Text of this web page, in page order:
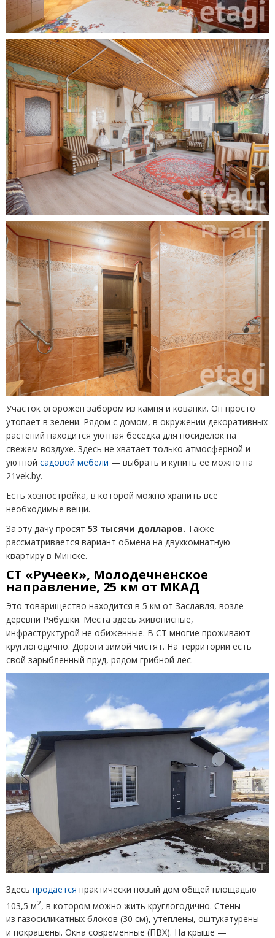
Участок огорожен забором из камня и кованки. Он просто
утопает в зелени. Рядом с домом, в окружении декоративных
растений находится уютная беседка для посиделок на
свежем воздухе. Здесь не хватает только атмосферной и
уютной садовой мебели — выбрать и купить ее можно на
21vek.by.
Есть хозпостройка, в которой можно хранить все
необходимые вещи.
За эту дачу просят 53 тысячи долларов. Также
рассматривается вариант обмена на двухкомнатную
квартиру в Минске.
СТ «Ручеек», Молодечненское
направление, 25 км от МКАД
Это товарищество находится в 5 км от Заславля, возле
деревни Рябушки. Места здесь живописные,
инфраструктурой не обиженные. В СТ многие проживают
круглогодично. Дороги зимой чистят. На территории есть
свой зарыбленный пруд, рядом грибной лес.
Здесь продается практически новый дом общей площадью
103,5 м2, в котором можно жить круглогодично. Стены
из газосиликатных блоков (30 см), утеплены, оштукатурены
и покрашены. Окна современные (ПВХ). На крыше —